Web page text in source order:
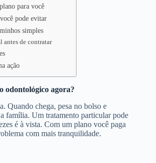
para você
pode evitar
simples
antes de contratar
ação
odontológico agora?
Quando chega, pesa no bolso e
família. Um tratamento particular pode
é à vista. Com um plano você paga
com mais tranquilidade.